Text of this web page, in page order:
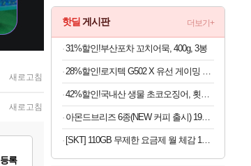
새로고침
새로고침
등록
핫딜 게시판 더보기+
31%할인!부산포차 꼬치어묵, 400g, 3봉
28%할인!로지텍 G502 X 유선 게이밍 마우스 블랙
42%할인!국내산 생물 초코오징어, 횟감용, 4-5미, 1kg, 1세트
아몬드브리즈 6종(NEW 커피 출시) 190ML/950ML 10팩/24팩/48팩 중 택 1
[SKT] 110GB 무제한 요금제 월 체감 15,000원 | 약정 없음 + 첫 달 전액 환급 + 티빙 무료 + 2만 추가 지급(첫 달)